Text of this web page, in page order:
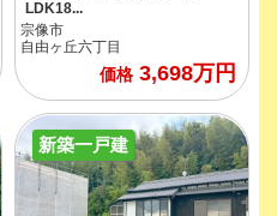
LDK18...
宗像市
自由ヶ丘六丁目
価格3,698万円
新築一戸建